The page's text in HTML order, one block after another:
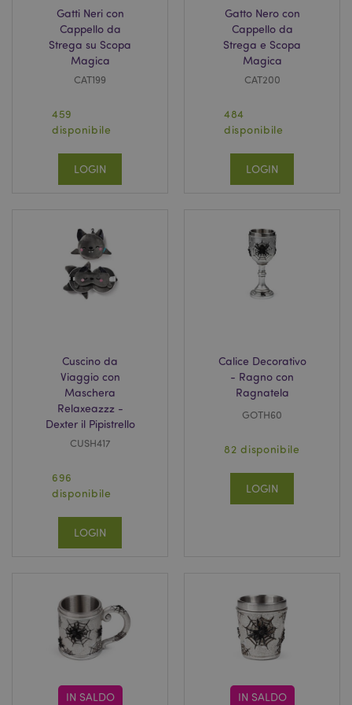
Gatti Neri con
Cappello da
Strega su Scopa
Magica
CAT199
459
disponibile
LOGIN
Gatto Nero con
Cappello da
Strega e Scopa
Magica
CAT200
484
disponibile
LOGIN
Cuscino da
Viaggio con
Maschera
Relaxeazzz -
Dexter il Pipistrello
CUSH417
696
disponibile
LOGIN
Calice Decorativo
- Ragno con
Ragnatela
GOTH60
82 disponibile
LOGIN
IN SALDO IN SALDO
www.puckator.it
mage-cache-sessid
Adobe Inc.
www.puckator.it
www.puckator.it
Adobe Inc.
.www.puckator.it
l"Informativa sulla privacy di Google